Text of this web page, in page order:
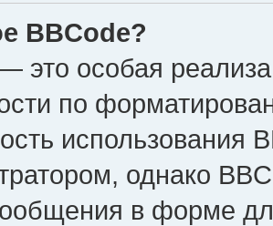
BBCode?
это особая
по
использования
однако
в форме